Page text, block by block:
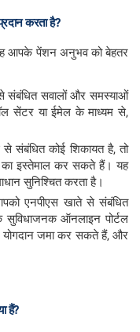
करताहै?
आपके पेंशन अनुभव को बेहतर
संबंधित सवालों और समस्याओं
सेंटर या ईमेल के माध्यम से,
संबंधित कोई शिकायत है, तो
इस्तेमाल कर सकते हैं। यह
सुनिश्चित करता है।
एनपीएस खाते से संबंधित
सुविधाजनक ऑनलाइन पोर्टल
जमा कर सकते हैं, और
हैं?